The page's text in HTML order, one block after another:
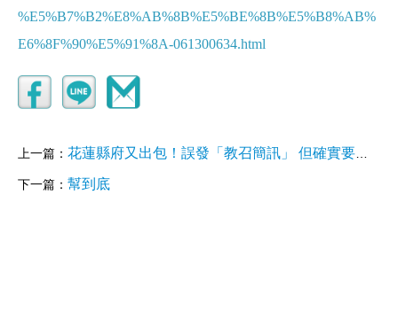
%E5%B7%B2%E8%AB%8B%E5%BE%8B%E5%B8%AB%
E6%8F%90%E5%91%8A-061300634.html
上一篇： 花蓮縣府又出包！誤發「教召簡訊」 但確實要徵240人救災
下一篇： 幫到底